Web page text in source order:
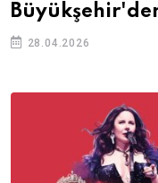
28.04.2026